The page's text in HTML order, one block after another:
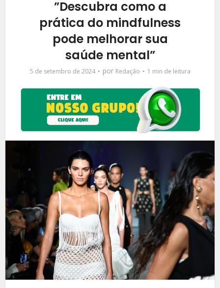
”Descubra como a
prática do mindfulness
pode melhorar sua
saúde mental”
5 de setembro de 2024 por Redação 1 min de leitura